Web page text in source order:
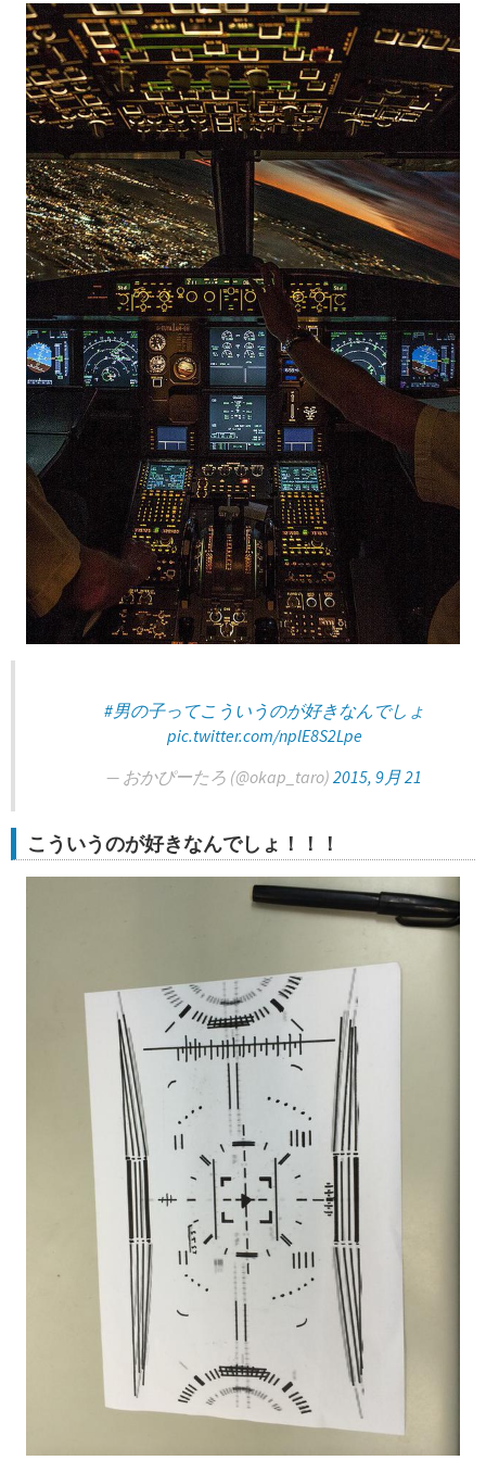
#男の子ってこういうのが好きなんでしょ
pic.twitter.com/nplE8S2Lpe
— おかぴーたろ (@okap_taro) 2015, 9月 21
こういうのが好きなんでしょ！！！